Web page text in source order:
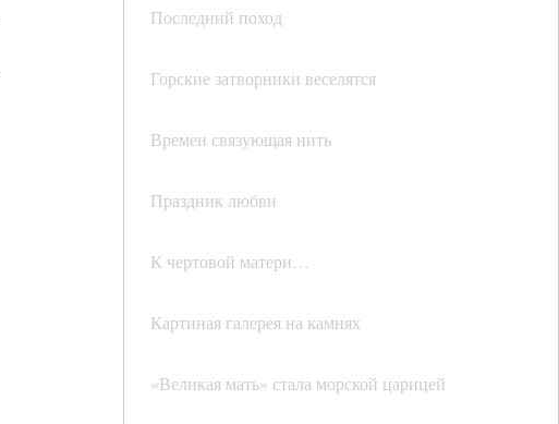
Последний поход
Горские затворники веселятся
Времен связующая нить
Праздник любви
К чертовой матери…
Картиная галерея на камнях
«Великая мать» стала морской царицей